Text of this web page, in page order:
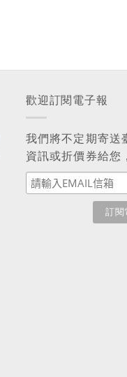
歡迎訂閱電子報
我們將不定期寄送
資訊或折價券給您